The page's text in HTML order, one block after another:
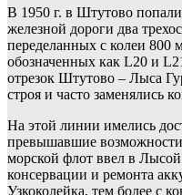
В 1950 г. в Штутово
железной дороги два
переделанных с колеи 800
обозначенных как L20 и
отрезок Штутово – Лыса
строя и часто заменялись
На этой линии имелись
превышавшие
морской флот ввел в
консервации и ремонта
Узкоколейка, тем более с